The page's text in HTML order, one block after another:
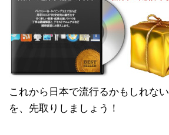
これから日本で流行るかもしれない
を、先取りしましょう！